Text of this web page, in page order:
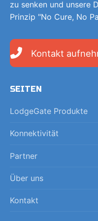
zu senken und unsere
Prinzip "No Cure, No
Kontakt
SEITEN
LodgeGate Produkte
Konnektivität
Partner
Über uns
Kontakt